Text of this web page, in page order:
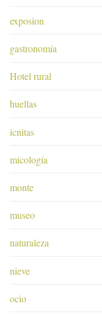
exposion
gastronomía
Hotel rural
huellas
icnitas
micología
monte
museo
naturaleza
nieve
ocio